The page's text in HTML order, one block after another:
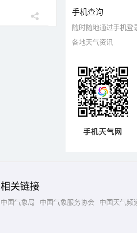
手机查询
随时随地通过手机登
各地天气资讯
相关链接
中国气象局 中国气象服务协会 中国天气频